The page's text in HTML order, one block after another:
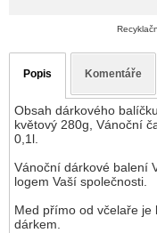
Popis Komentáře
Obsah dárkového
květový 280g, Vánoční
0,1l.
Vánoční dárkové balení
logem Vaší společnosti.
Med přímo od včelaře je
dárkem.